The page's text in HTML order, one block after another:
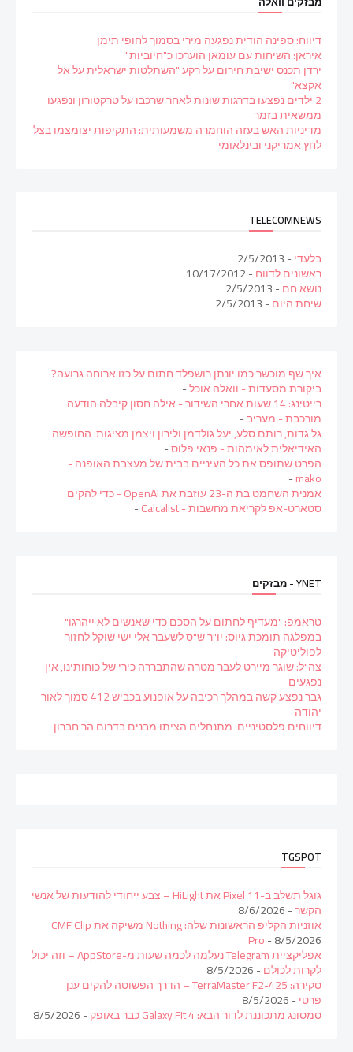
דיווח: ספינה הודית נפגעה מירי בסמוך לחופי תימן
איראן: השיחות עם עומאן הוערכו כ"חיוביות"
ירדן תכנס ישיבת חירום על רקע "השתלטות ישראלית על אל
אקצא"
2 ילדים נפצעו בדרגות שונות לאחר שרכבו על טרקטורון ונפגעו
ממשאית בזמר
מדיניות האש בעזה הוחמרה משמעותית: התקיפות יצומצמו בצל
לחץ אמריקני ובינלאומי
TELECOMNEWS
בלעדי- 2/5/2013
ראשונים לדווח- 10/17/2012
נושא חם- 2/5/2013
שיחת היום- 2/5/2013
איך שף מוכשר כמו יונתן רושפלד חתום על כזו ארוחה גרועה?
ביקורת מסעדות - וואלה אוכל-
רייטינג: 14 שעות אחרי השידור - אילה חסון קיבלה הודעה
מורכבת - מעריב-
גל גדות, רותם סלע, יעל גולדמן ולירון ויצמן מציגות: החופשה
האידיאלית לאימהות - פנאי פלוס-
הפרט שתופס את כל העיניים בבית של מעצבת האופנה -
mako
-
אמנית השחמט בת ה-23 עוזבת את OpenAI - כדי להקים
סטארט-אפ לקריאת מחשבות - Calcalist -
YNET - מבזקים
טראמפ: "מעדיף לחתום על הסכם כדי שאנשים לא ייהרגו"
במפלגה תומכת גיוס: יו"ר ש"ס לשעבר אלי ישי שוקל לחזור
לפוליטיקה
צה"ל: שוגר מיירט לעבר מטרה שהתבררה כירי של כוחותינו, אין
נפגעים
גבר נפצע קשה במהלך רכיבה על אופנוע בכביש 412 סמוך לאור
יהודה
דיווחים פלסטיניים: מתנחלים הציתו מבנים בדרום הר חברון
TGSPOT
גוגל תשלב ב-Pixel 11 את HiLight – צבע ייחודי להודעות של אנשי
הקשר- 8/6/2026
אוזניות הקליפ הראשונות שלה: Nothing משיקה את CMF Clip
Pro- 8/5/2026
אפליקציית Telegram נעלמה לכמה שעות מ-AppStore – וזה יכול
לקרות לכולם- 8/5/2026
סקירה: TerraMaster F2-425 – הדרך הפשוטה להקים ענן
פרטי- 8/5/2026
סמסונג מתכוננת לדור הבא: Galaxy Fit 4 כבר באופק - 8/5/2026